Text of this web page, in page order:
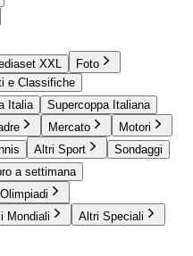
XXL
Foto
e Classifiche
Italia
Supercoppa Italiana
Mercato
Motori
Altri Sport
Sondaggi
a settimana
Mondiali Altri Speciali